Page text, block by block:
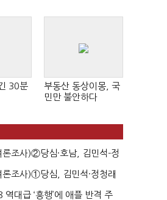
30분
부동산 동상이몽, 국
민만 불안하다
론조사)②당심·호남, 김민석-정
접전'...
론조사)①당심, 김민석·정청래
'…대통령 ...
역대급 ‘흥행’에 애플 반격 주